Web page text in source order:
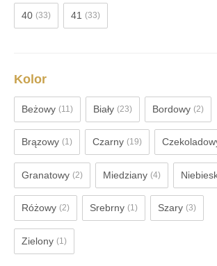
40 (33) 41 (33)
Kolor
Beżowy (11) Biały (23) Bordowy (2)
Brązowy (1) Czarny (19)
Granatowy (2) Miedziany (4)
Różowy (2) Srebrny (1) Szary (3)
Zielony (1)